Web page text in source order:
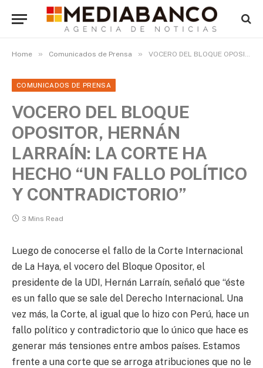
Home » Comunicados de Prensa » VOCERO DEL BLOQUE OPOSITOR, HERNÁN LARRAÍN: LA CORTE HA HECHO “UN FALLO POLÍTICO Y CONTRADICTORIO”
COMUNICADOS DE PRENSA
VOCERO DEL BLOQUE
OPOSITOR, HERNÁN
LARRAÍN: LA CORTE HA
HECHO “UN FALLO POLÍTICO
Y CONTRADICTORIO”
3 Mins Read
Luego de conocerse el fallo de la Corte Internacional
de La Haya, el vocero del Bloque Opositor, el
presidente de la UDI, Hernán Larraín, señaló que “éste
es un fallo que se sale del Derecho Internacional. Una
vez más, la Corte, al igual que lo hizo con Perú, hace un
fallo político y contradictorio que lo único que hace es
generar más tensiones entre ambos países. Estamos
frente a una corte que se arroga atribuciones que no le